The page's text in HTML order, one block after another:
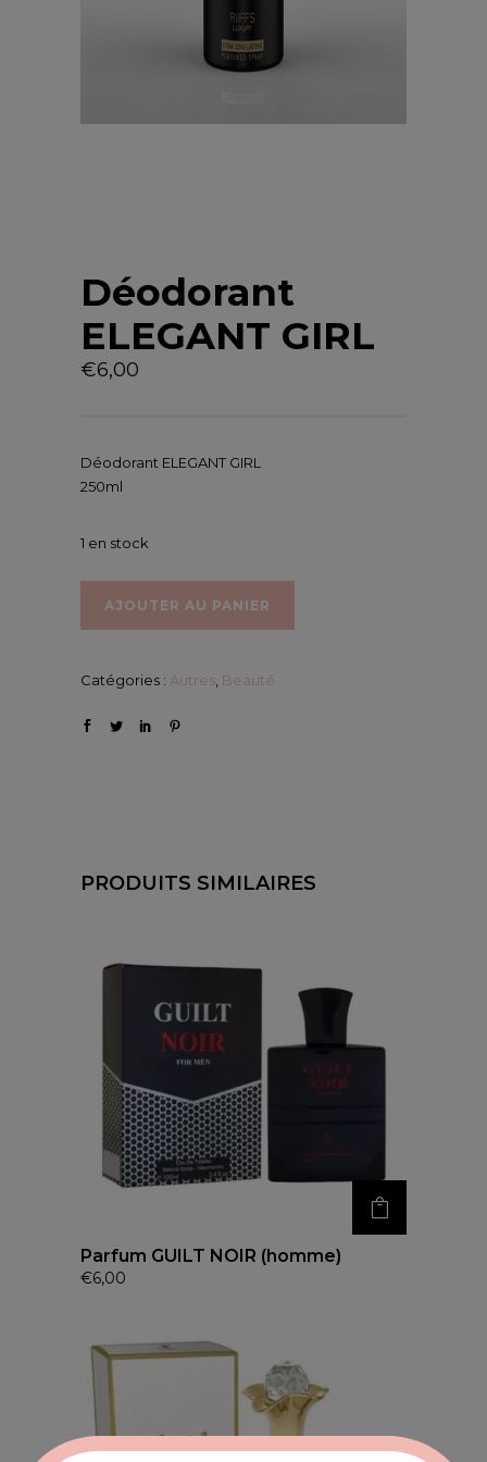
Déodorant
ELEGANT GIRL
€6,00
Déodorant ELEGANT GIRL
250ml
1 en stock
AJOUTER AU PANIER
Catégories : Autres Beauté
PRODUITS SIMILAIRES
Parfum GUILT NOIR (homme)
€6,00